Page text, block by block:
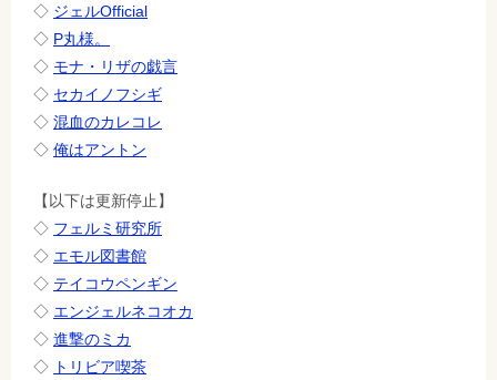
◇ ジェルOfficial
◇ P丸様。
◇ モナ・リザの戯言
◇ セカイノフシギ
◇ 混血のカレコレ
◇ 俺はアントン
【以下は更新停止】
◇ フェルミ研究所
◇ エモル図書館
◇ テイコウペンギン
◇ エンジェルネコオカ
◇ 進撃のミカ
◇ トリビア喫茶